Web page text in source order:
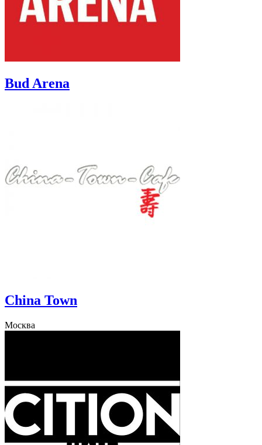
Bud Arena
China Town
Москва